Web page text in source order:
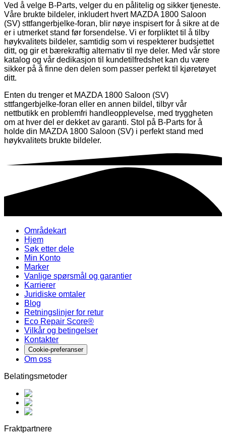
Ved å velge B-Parts, velger du en pålitelig og sikker tjeneste.
Våre brukte bildeler, inkludert hvert MAZDA 1800 Saloon
(SV) sttfangerbjelke-foran, blir nøye inspisert for å sikre at de
er i utmerket stand før forsendelse. Vi er forpliktet til å tilby
høykvalitets bildeler, samtidig som vi respekterer budsjettet
ditt, og gir et bærekraftig alternativ til nye deler. Med vår store
katalog og vår dedikasjon til kundetilfredshet kan du være
sikker på å finne den delen som passer perfekt til kjøretøyet
ditt.
Enten du trenger et MAZDA 1800 Saloon (SV)
sttfangerbjelke-foran eller en annen bildel, tilbyr vår
nettbutikk en problemfri handleopplevelse, med tryggheten
om at hver del er dekket av garanti. Stol på B-Parts for å
holde din MAZDA 1800 Saloon (SV) i perfekt stand med
høykvalitets brukte bildeler.
Områdekart
Hjem
Søk etter dele
Min Konto
Marker
Vanlige spørsmål og garantier
Karrierer
Juridiske omtaler
Blog
Retningslinjer for retur
Eco Repair Score®
Vilkår og betingelser
Kontakter
Cookie-preferanser
Om oss
Belatingsmetoder
Fraktpartnere